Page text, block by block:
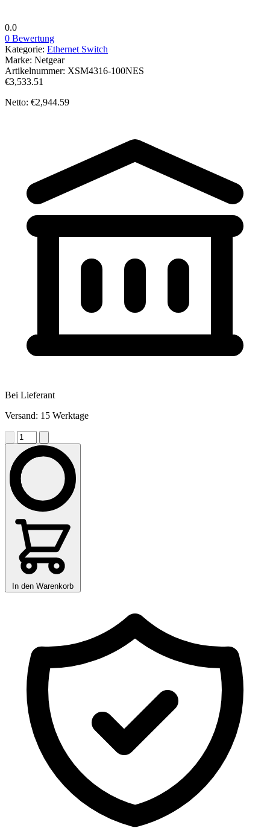
0.0
0 Bewertung
Kategorie: Ethernet Switch
Marke: Netgear
Artikelnummer: XSM4316-100NES
€3,533.51
Netto: €2,944.59
Bei Lieferant
Versand: 15 Werktage
In den Warenkorb